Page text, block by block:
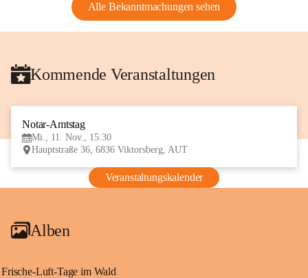
Alle Bekanntmachungen sehen
Kommende Veranstaltungen
Notar-Amtstag
Mi., 11. Nov., 15:30
Hauptstraße 36, 6836 Viktorsberg, AUT
Veranstaltungskalender
Alben
Frische-Luft-Tage im Wald